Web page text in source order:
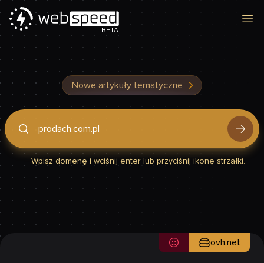
BETA
Nowe artykuły tematyczne
Podaj domenę, by sprawdzić, czy Twoja strona jest szybka
Wpisz domenę i wciśnij enter lub przyciśnij ikonę strzałki.
ovh.net